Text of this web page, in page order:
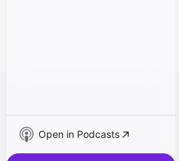
Open in Podcasts